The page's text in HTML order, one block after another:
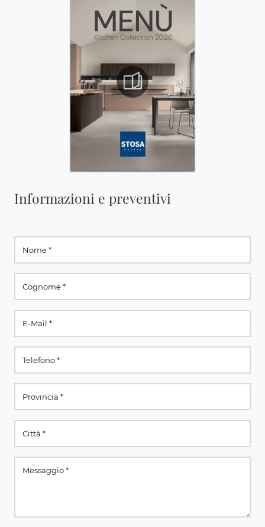
Informazioni e preventivi